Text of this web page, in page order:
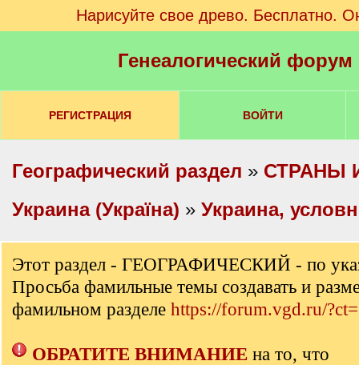
Нарисуйте свое древо. Бесплатно.
Генеалогический
РЕГИСТРАЦИЯ ВОЙТИ
Географический раздел » СТРАНЫ
Украина (Україна) » Украина,
Этот раздел - ГЕОГРАФИЧЕСКИЙ - по
Просьба фамильные темы создавать и
фамильном разделе https://forum.vgd.ru/
ОБРАТИТЕ ВНИМАНИЕ на то, что